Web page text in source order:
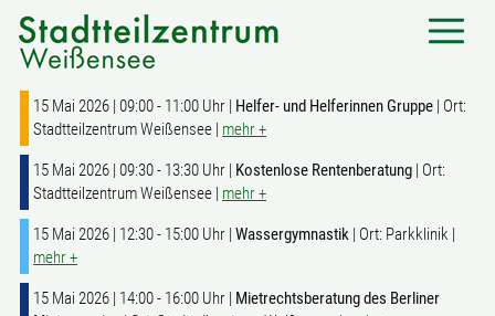
15 Mai 2026 | 09:00 - 11:00 Uhr | Helfer- und Helferinnen Gruppe | Ort:
Stadtteilzentrum Weißensee | mehr +
15 Mai 2026 | 09:30 - 13:30 Uhr | Kostenlose Rentenberatung | Ort:
Stadtteilzentrum Weißensee | mehr +
15 Mai 2026 | 12:30 - 15:00 Uhr | Wassergymnastik | Ort: Parkklinik |
mehr +
15 Mai 2026 | 14:00 - 16:00 Uhr | Mietrechtsberatung des Berliner